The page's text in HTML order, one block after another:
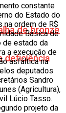
de bronze
deficiência
constante
do Estado do
na ordem de R$
Básica de
de estado da
a execução de
asfáltica na
deputados
Sandro
(Agricultura),
Lúcio Tasso.
projeto da